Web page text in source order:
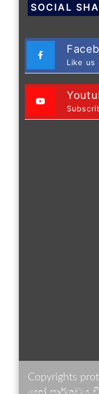
SOCIAL
Like us
Copyrights